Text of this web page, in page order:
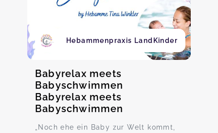
Hebammenpraxis LandKinder
Babyrelax meets
Babyschwimmen
Babyrelax meets
Babyschwimmen
„Noch ehe ein Baby zur Welt kommt,